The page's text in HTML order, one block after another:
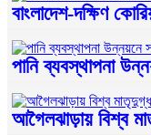
বাংলাদেশ-দক্ষিণ
পানি ব্যবস্থাপনা
আগৈলঝাড়ায় বিশ্ব